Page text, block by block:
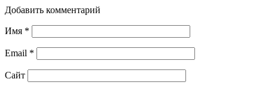
Добавить комментарий
Имя *
Email *
Сайт